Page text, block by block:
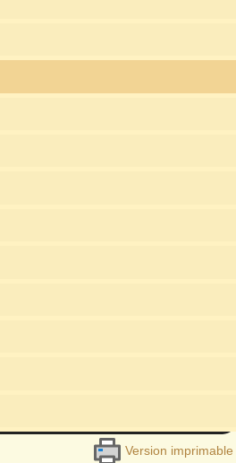
Version imprimable